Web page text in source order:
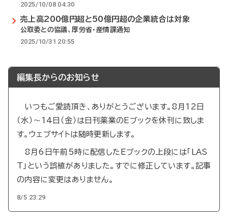
2025/10/08 04:30
売上高200億円超と50億円超の企業統合は対象
公取委との協議、厚労省・産情課通知
2025/10/31 20:55
編集長からのお知らせ
いつもご愛読頂き、ありがとうございます。8月12日
（水）～14日（金）は日刊薬業のEブックを休刊に致しま
す。ウェブサイトは随時更新します。
8月6日午前5時に配信したEブックの上段には「LAS
T」という誤植がありました。すでに修正しています。記事
の内容に変更はありません。
8/5 23:29